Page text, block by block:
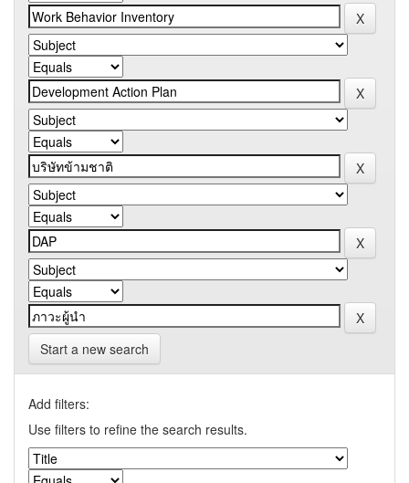
Start a new search
Add filters:
Use filters to refine the search results.